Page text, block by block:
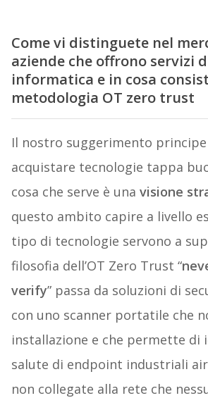
Come vi distinguete nel
aziende che offrono servizi
informatica e in cosa
metodologia OT zero trust
Il nostro suggerimento principe
acquistare tecnologie tappa
cosa che serve è una visione
questo ambito capire a livello
tipo di tecnologie servono a
filosofia dell’OT Zero Trust “
verify” passa da soluzioni di
con uno scanner portatile che
installazione e che permette di
salute di endpoint industriali
non collegate alla rete che